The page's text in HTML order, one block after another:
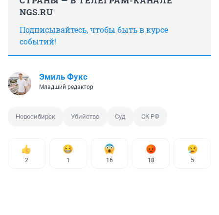
NGS.RU
Подписывайтесь, чтобы быть в курсе
событий!
Эмиль Фукс
Младший редактор
Новосибирск Убийство Суд СК РФ
2 1 16 18 5